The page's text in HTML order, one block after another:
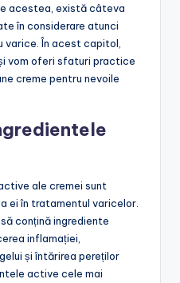
acestea, există câteva
în considerare atunci
varice. În acest capitol,
vom oferi sfaturi practice
creme pentru nevoile
ale cremei sunt
ei în tratamentul varicelor.
conțină ingrediente
inflamației,
și întărirea pereților
active cele mai